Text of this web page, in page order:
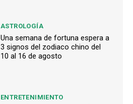
ASTROLOGÍA
Una semana de fortuna espera a
3 signos del zodiaco chino del
10 al 16 de agosto
ENTRETENIMIENTO